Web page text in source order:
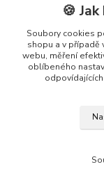
+420 733 562
(Po - Pá, 8 - 17 hod.)
info@jeanpeau.cz
🍪
Soubory cookies
shopu a v případě
webu, měření
oblíbeného